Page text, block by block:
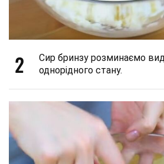
2
Сир бринзу розминаємо
однорідного стану.